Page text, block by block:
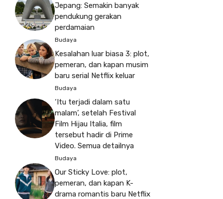
Jepang: Semakin banyak
pendukung gerakan
perdamaian
Budaya
Kesalahan luar biasa 3: plot,
pemeran, dan kapan musim
baru serial Netflix keluar
Budaya
‘Itu terjadi dalam satu
malam’, setelah Festival
Film Hijau Italia, film
tersebut hadir di Prime
Video. Semua detailnya
Budaya
Our Sticky Love: plot,
pemeran, dan kapan K-
drama romantis baru Netflix